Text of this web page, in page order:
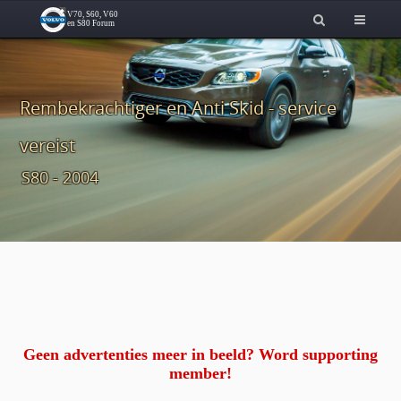
Rembekrachtiger en Anti Skid - service
vereist
S80 - 2004
Geen advertenties meer in beeld? Word supporting
member!